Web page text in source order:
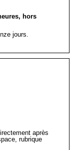
hors
jours.
après
rubrique